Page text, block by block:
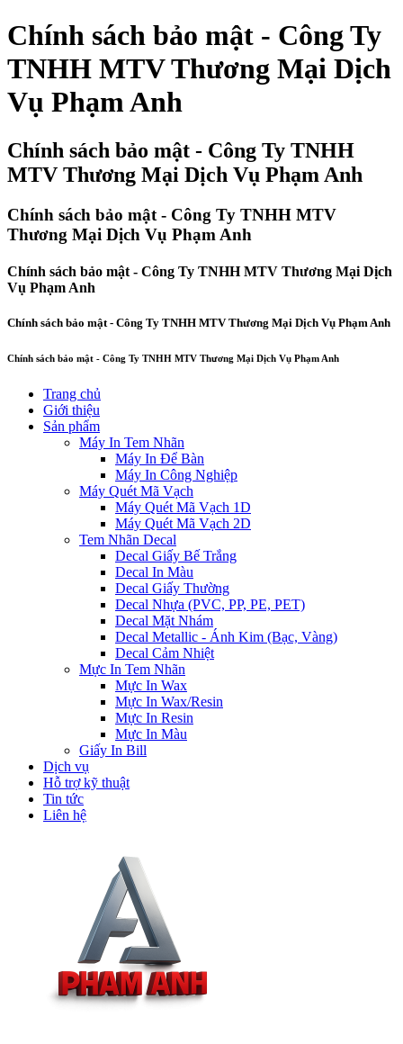
Chính sách bảo mật - Công Ty
TNHH MTV Thương Mại Dịch
Vụ Phạm Anh
Chính sách bảo mật - Công Ty TNHH
MTV Thương Mại Dịch Vụ Phạm Anh
Chính sách bảo mật - Công Ty TNHH MTV
Thương Mại Dịch Vụ Phạm Anh
Chính sách bảo mật - Công Ty TNHH MTV Thương Mại Dịch
Vụ Phạm Anh
Chính sách bảo mật - Công Ty TNHH MTV Thương Mại Dịch Vụ Phạm Anh
Chính sách bảo mật - Công Ty TNHH MTV Thương Mại Dịch Vụ Phạm Anh
Trang chủ
Giới thiệu
Sản phẩm
Máy In Tem Nhãn
Máy In Để Bàn
Máy In Công Nghiệp
Máy Quét Mã Vạch
Máy Quét Mã Vạch 1D
Máy Quét Mã Vạch 2D
Tem Nhãn Decal
Decal Giấy Bế Trắng
Decal In Màu
Decal Giấy Thường
Decal Nhựa (PVC, PP, PE, PET)
Decal Mặt Nhám
Decal Metallic - Ánh Kim (Bạc, Vàng)
Decal Cảm Nhiệt
Mực In Tem Nhãn
Mực In Wax
Mực In Wax/Resin
Mực In Resin
Mực In Màu
Giấy In Bill
Dịch vụ
Hỗ trợ kỹ thuật
Tin tức
Liên hệ